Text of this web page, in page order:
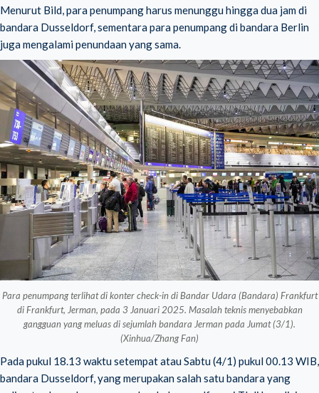
Menurut Bild, para penumpang harus menunggu hingga dua jam di
bandara Dusseldorf, sementara para penumpang di bandara Berlin
juga mengalami penundaan yang sama.
Para penumpang terlihat di konter check-in di Bandar Udara (Bandara) Frankfurt
di Frankfurt, Jerman, pada 3 Januari 2025. Masalah teknis menyebabkan
gangguan yang meluas di sejumlah bandara Jerman pada Jumat (3/1).
(Xinhua/Zhang Fan)
Pada pukul 18.13 waktu setempat atau Sabtu (4/1) pukul 00.13 WIB,
bandara Dusseldorf, yang merupakan salah satu bandara yang